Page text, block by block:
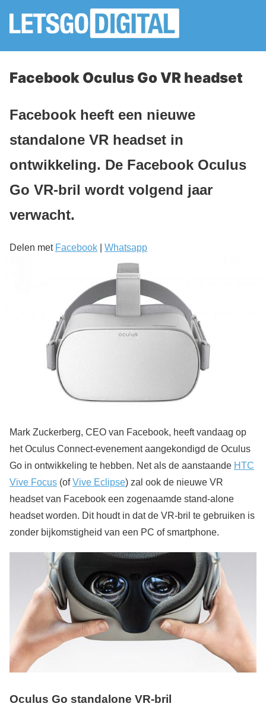
Facebook Oculus Go VR headset
Facebook heeft een nieuwe
standalone VR headset in
ontwikkeling. De Facebook Oculus
Go VR-bril wordt volgend jaar
verwacht.
Delen met Facebook Whatsapp
Mark Zuckerberg, CEO van Facebook, heeft vandaag op
het Oculus Connect-evenement aangekondigd de Oculus
Go in ontwikkeling te hebben. Net als de aanstaande HTC
Vive Focus (ofVive Eclipse) zal ook de nieuwe VR
headset van Facebook een zogenaamde stand-alone
headset worden. Dit houdt in dat de VR-bril te gebruiken is
zonder bijkomstigheid van een PC of smartphone.
Oculus Go standalone VR-bril